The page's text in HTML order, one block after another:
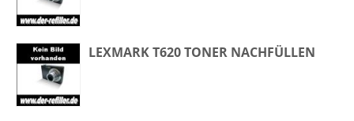
LEXMARK T620 TONER NACHFÜLLEN